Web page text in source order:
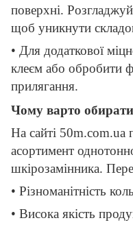
поверхні.
щоб уникнути
• Для додаткової
клеєм або обробити
прилягання.
Чому варто
На сайті 50m.com.ua
асортимент
шкірозамінника.
• Різноманітність
• Висока якість